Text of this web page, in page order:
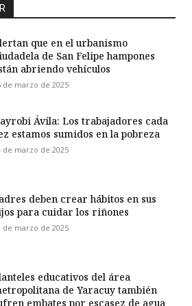
que en el urbanismo
de San Felipe hampones
abriendo vehículos
de marzo de 2025
Ávila: Los trabajadores cada
estamos sumidos en la pobreza
de marzo de 2025
deben crear hábitos en sus
para cuidar los riñones
de marzo de 2025
educativos del área
de Yaracuy también
embates por escasez de agua